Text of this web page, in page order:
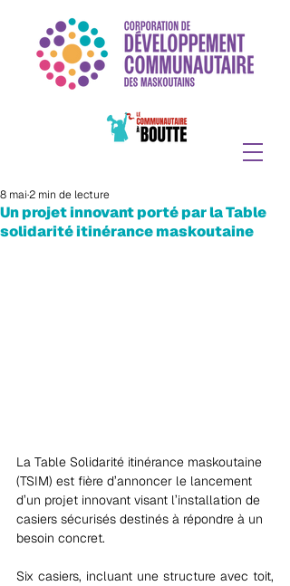
Un projet innovant porté par la Table
solidarité itinérance maskoutaine
8 mai2 min de lecture
La Table Solidarité itinérance maskoutaine
(TSIM) est fière d’annoncer le lancement
d’un projet innovant visant l’installation de
casiers sécurisés destinés à répondre à un
besoin concret.
Six casiers, incluant une structure avec toit,